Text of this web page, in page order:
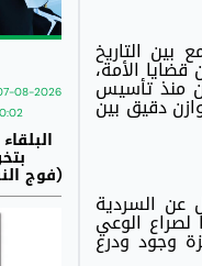
التاريخ
الأمة،
منذ تأسيس
دقيق بين
عن السردية
لصراع الوعي
وجود ودرع
08-2026
(فوج